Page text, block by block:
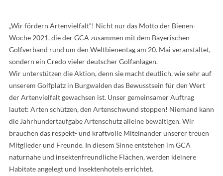
„Wir fördern Artenvielfalt“! Nicht nur das Motto der Bienen-
Woche 2021, die der GCA zusammen mit dem Bayerischen
Golfverband rund um den Weltbienentag am 20. Mai veranstaltet,
sondern ein Credo vieler deutscher Golfanlagen.
Wir unterstützen die Aktion, denn sie macht deutlich, wie sehr auf
unserem Golfplatz in Burgwalden das Bewusstsein für den Wert
der Artenvielfalt gewachsen ist. Unser gemeinsamer Auftrag
lautet: Arten schützen, den Artenschwund stoppen! Niemand kann
die Jahrhundertaufgabe Artenschutz alleine bewältigen. Wir
brauchen das respekt- und kraftvolle Miteinander unserer treuen
Mitglieder und Freunde. In diesem Sinne entstehen im GCA
naturnahe und insektenfreundliche Flächen, werden kleinere
Habitate angelegt und Insektenhotels errichtet.